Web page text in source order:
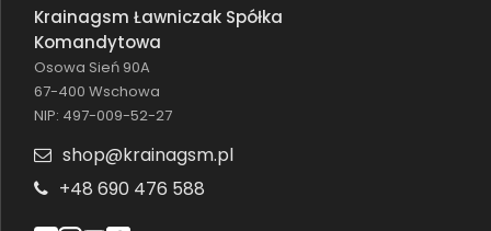
Krainagsm Ławniczak Spółka
Komandytowa
Osowa Sień 90A
67-400 Wschowa
NIP: 497-009-52-27
shop@krainagsm.pl
+48 690 476 588